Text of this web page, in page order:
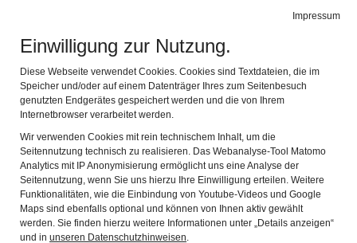
Impressum
Einwilligung zur Nutzung.
Diese Webseite verwendet Cookies. Cookies sind Textdateien, die im
Speicher und/oder auf einem Datenträger Ihres zum Seitenbesuch
genutzten Endgerätes gespeichert werden und die von Ihrem
Internetbrowser verarbeitet werden.
Wir verwenden Cookies mit rein technischem Inhalt, um die
Seitennutzung technisch zu realisieren. Das Webanalyse-Tool Matomo
Analytics mit IP Anonymisierung ermöglicht uns eine Analyse der
Seitennutzung, wenn Sie uns hierzu Ihre Einwilligung erteilen. Weitere
Funktionalitäten, wie die Einbindung von Youtube-Videos und Google
Maps sind ebenfalls optional und können von Ihnen aktiv gewählt
werden. Sie finden hierzu weitere Informationen unter „Details anzeigen“
und in unseren Datenschutzhinweisen.
Zurück